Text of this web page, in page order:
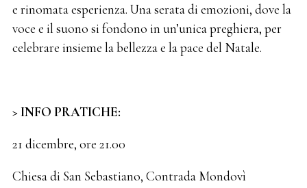
e rinomata esperienza. Una serata di emozioni, dove la
voce e il suono si fondono in un’unica preghiera, per
celebrare insieme la bellezza e la pace del Natale.
> INFO PRATICHE:
21 dicembre, ore 21.00
Chiesa di San Sebastiano, Contrada Mondovì